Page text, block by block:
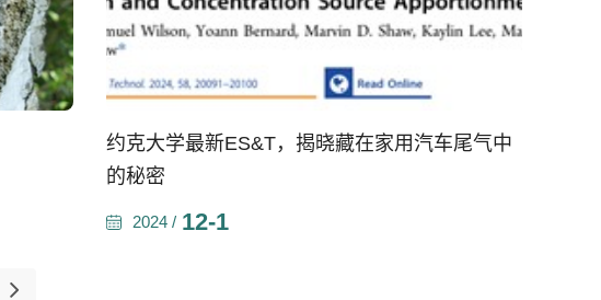
约克大学最新ES&T，揭晓藏在家用汽车尾气中
的秘密
2024 / 12-1